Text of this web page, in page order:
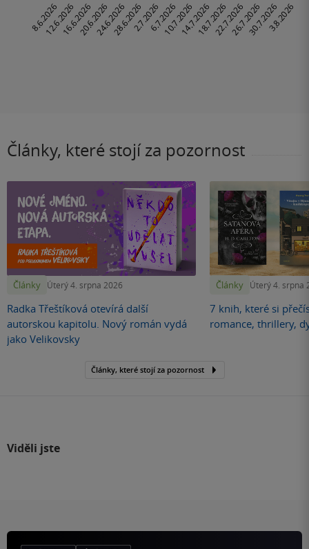
Články, které stojí za pozornost
Články Úterý 4. srpna 2026
Radka Třeštíková otevírá další
autorskou kapitolu. Nový román vydá
jako Velikovsky
Články Úterý 4. srpna
7 knih, které si
romance, thrillery,
Články, které stojí za pozornost
Viděli jste